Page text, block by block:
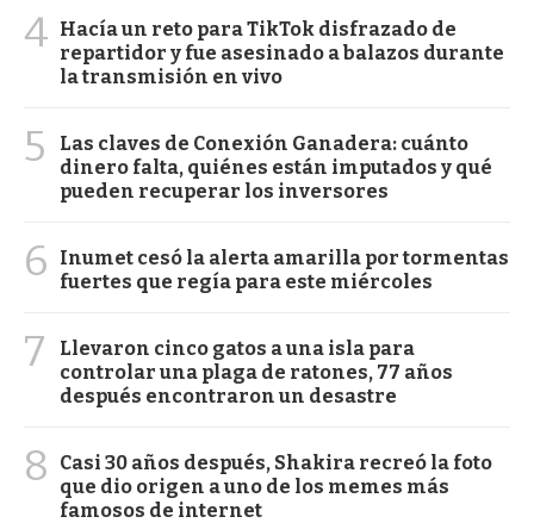
4 Hacía un reto para TikTok disfrazado de
repartidor y fue asesinado a balazos durante
la transmisión en vivo
5
Las claves de Conexión Ganadera: cuánto
dinero falta, quiénes están imputados y qué
pueden recuperar los inversores
6
Inumet cesó la alerta amarilla por tormentas
fuertes que regía para este miércoles
7
Llevaron cinco gatos a una isla para
controlar una plaga de ratones, 77 años
después encontraron un desastre
8
Casi 30 años después, Shakira recreó la foto
que dio origen a uno de los memes más
famosos de internet